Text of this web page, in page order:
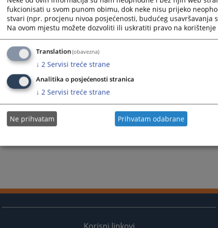
Vijest dostupna još na: Hrvatski jezik Srpski jezik
1815PREGLEDA
#Sedin Idrizovic
fukcionisati u svom punom obimu, dok neke nisu prijeko
stvari (npr. procjenu nivoa posjećenosti, budućeg usavršavanja
Na ovom mjestu možete dozvoliti ili uskratiti pravo na
Translation(obavezna)
↓ 2 Servisi treće strane
Analitika o posjećenosti stranica
↓ 2 Servisi treće strane
Ne prihvatam Prihvatam odabrane